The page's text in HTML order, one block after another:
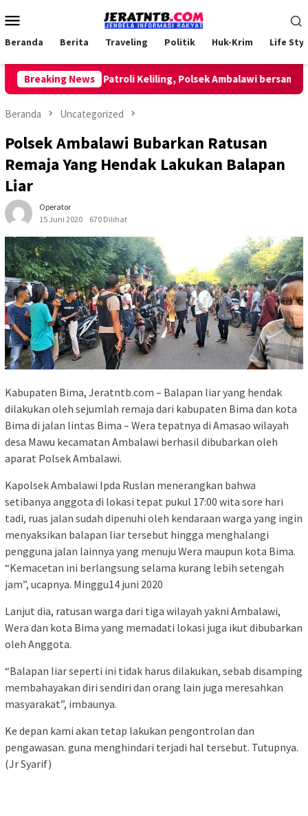
ke
Mobile
Beranda Berita Traveling Politik Huk-Krim Life
Breaking News
Lakukan Patroli Keliling, Polsek Ambalawi bersama TNI
Beranda Uncategorized
Polsek Ambalawi Bubarkan Ratusan
Remaja Yang Hendak Lakukan Balapan
Liar
Operator
15 Juni 2020
670 Dilihat
Kabupaten Bima, Jeratntb.com – Balapan liar yang hendak
dilakukan oleh sejumlah remaja dari kabupaten Bima dan kota
Bima di jalan lintas Bima – Wera tepatnya di Amasao wilayah
desa Mawu kecamatan Ambalawi berhasil dibubarkan oleh
aparat Polsek Ambalawi.
Kapolsek Ambalawi Ipda Ruslan menerangkan bahwa
setibanya anggota di lokasi tepat pukul 17:00 wita sore hari
tadi, ruas jalan sudah dipenuhi oleh kendaraan warga yang ingin
menyaksikan balapan liar tersebut hingga menghalangi
pengguna jalan lainnya yang menuju Wera maupun kota Bima.
“Kemacetan ini berlangsung selama kurang lebih setengah
jam”, ucapnya. Minggu14 juni 2020
Lanjut dia, ratusan warga dari tiga wilayah yakni Ambalawi,
Wera dan kota Bima yang memadati lokasi juga ikut dibubarkan
oleh Anggota.
“Balapan liar seperti ini tidak harus dilakukan, sebab disamping
membahayakan diri sendiri dan orang lain juga meresahkan
masyarakat”, imbaunya.
Ke depan kami akan tetap lakukan pengontrolan dan
pengawasan. guna menghindari terjadi hal tersebut. Tutupnya.
(Jr Syarif)